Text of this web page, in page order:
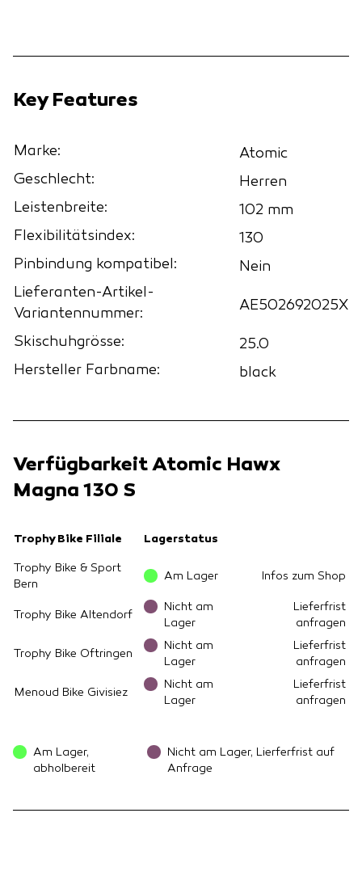
Key Features
Marke:
Atomic
Geschlecht:
Herren
Leistenbreite:
102 mm
Flexibilitätsindex:
130
Pinbindung kompatibel:
Nein
Lieferanten-Artikel-
Variantennummer:
AE502692025X
Skischuhgrösse:
25.0
Hersteller Farbname:
black
Verfügbarkeit Atomic Hawx
Magna 130 S
Trophy Bike Filiale Lagerstatus
Trophy Bike & Sport
Bern
Am Lager Infos zum Shop
Trophy Bike Altendorf
Nicht am
Lager
Lieferfrist
anfragen
Trophy Bike Oftringen
Nicht am
Lager
Lieferfrist
anfragen
Menoud Bike Givisiez
Nicht am
Lager
Lieferfrist
anfragen
Am Lager,
abholbereit
Nicht am Lager, Lierferfrist auf
Anfrage